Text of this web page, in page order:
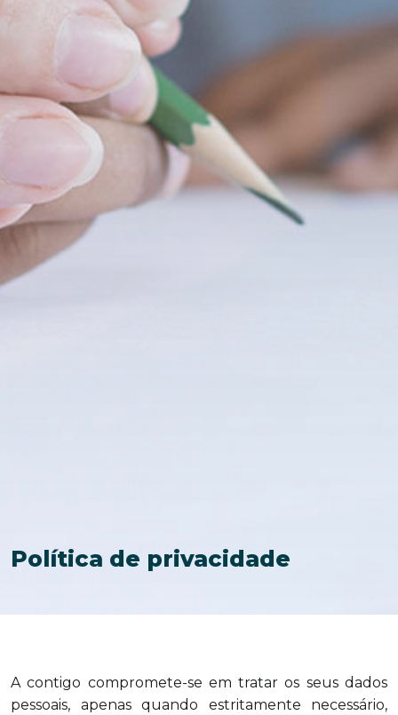
Política de privacidade
A contigo compromete-se em tratar os seus dados
pessoais, apenas quando estritamente necessário,